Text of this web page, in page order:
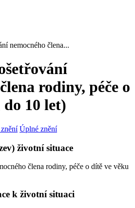
nemocného člena...
rodiny, péče o
10 let)
Úplné znění
životní situace
člena rodiny, péče o dítě ve věku
k životní situaci